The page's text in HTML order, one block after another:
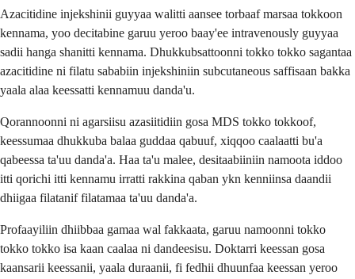
Azacitidine injekshinii guyyaa walitti aansee torbaaf marsaa tokkoon
kennama, yoo decitabine garuu yeroo baay'ee intravenously guyyaa
sadii hanga shanitti kennama. Dhukkubsattoonni tokko tokko sagantaa
azacitidine ni filatu sababiin injekshiniin subcutaneous saffisaan bakka
yaala alaa keessatti kennamuu danda'u.
Qorannoonni ni agarsiisu azasiitidiin gosa MDS tokko tokkoof,
keessumaa dhukkuba balaa guddaa qabuuf, xiqqoo caalaatti bu'a
qabeessa ta'uu danda'a. Haa ta'u malee, desitaabiiniin namoota iddoo
itti qorichi itti kennamu irratti rakkina qaban ykn kenniinsa daandii
dhiigaa filatanif filatamaa ta'uu danda'a.
Profaayiliin dhiibbaa gamaa wal fakkaata, garuu namoonni tokko
tokko tokko isa kaan caalaa ni dandeesisu. Doktarri keessan gosa
kaansarii keessanii, yaala duraanii, fi fedhii dhuunfaa keessan yeroo